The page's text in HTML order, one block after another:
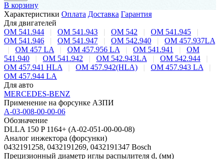
В корзину
Характеристики Оплата Доставка Гарантия
Для двигателей
OM 541.944
| OM 541.943 | OM 542 | OM 541.945
|
OM 541.946
| OM 541.947 | OM 542.940 |
OM 457.937LA
|
OM 457 LA | OM 457.956 LA | OM 541.941 |
OM
541.940
| OM 541.942 | OM 542.943LA | OM 542.944
|
OM 457.941 HLA
| OM 457.942(HLA) | OM 457.943 LA
|
OM 457.944 LA
Для авто
MERCEDES-BENZ
Применение на форсунке АЗПИ
А-03-008-00-00-06
Обозначение
DLLA 150 P 1164+ (А-02-051-00-00-08)
Аналог инжектора (форсунки)
0432191258, 0432191269, 0432191347 Bosch
Прецизионный диаметр иглы распылителя d, (мм)